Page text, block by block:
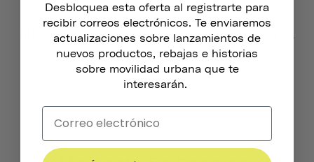
CON UN ESTILO RETRO Y UN SONIDO ALTO Y CLARO,
NUESTRAS CAMPANAS PARA BICICLETA LLAMARÁN LA
ATENCIÓN EN LA CARRETERA.
Desbloquea esta oferta al registrarte para
recibir correos electrónicos. Te enviaremos
actualizaciones sobre lanzamientos de
nuevos productos, rebajas e historias
sobre movilidad urbana que te
interesarán.